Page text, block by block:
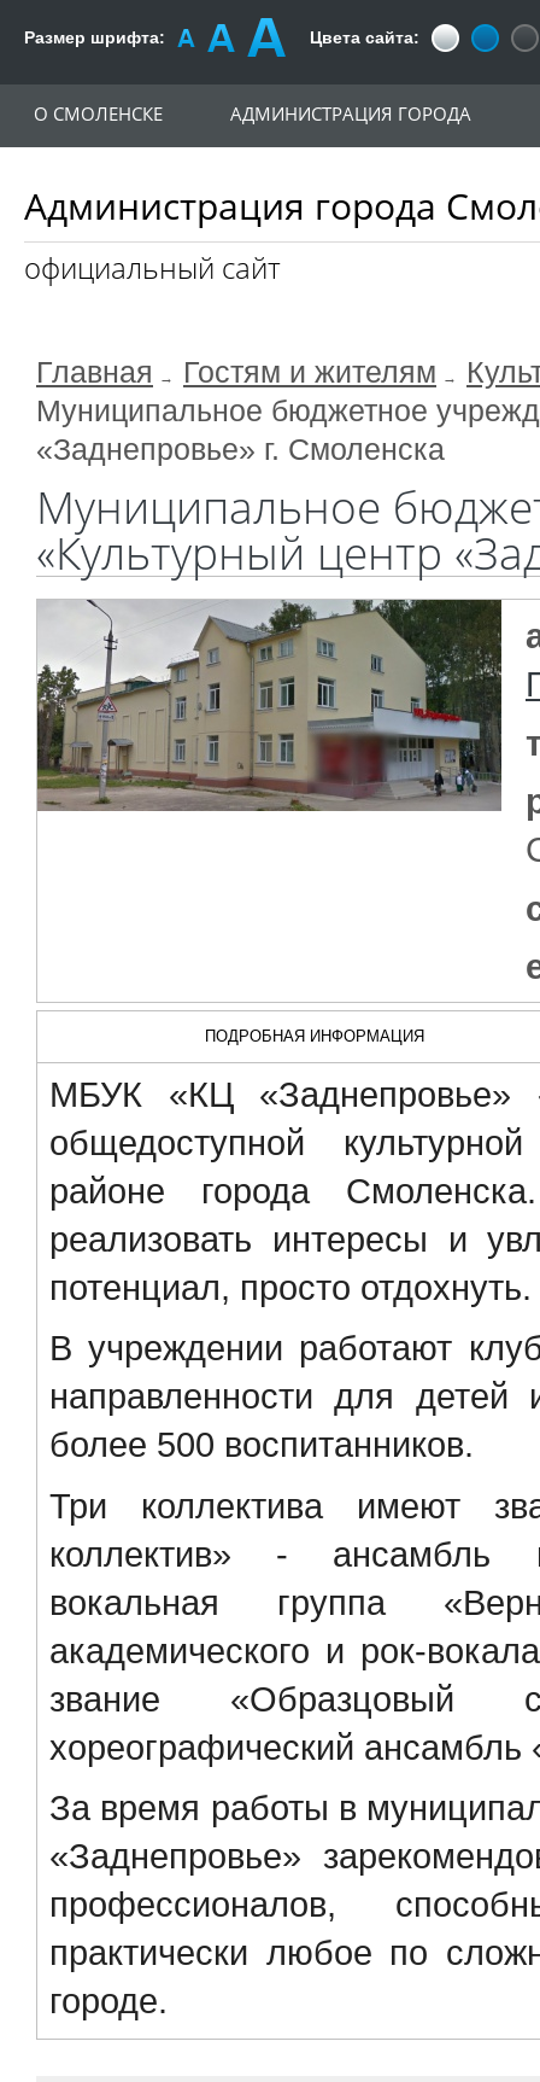
Размер шрифта: Цвета сайта:
Администрация города
официальный сайт
О СМОЛЕНСКЕ АДМИНИСТРАЦИЯ ГОРОДА
Главная Гостям и жителям
Муниципальное бюджетное
«Заднепровье» г. Смоленска
Муниципальное
«Культурный центр
ПОДРОБНАЯ ИНФОРМАЦИЯ
МБУК «КЦ «Заднепровье»
общедоступной
районе города
реализовать интересы и
потенциал, просто отдохнуть.
В учреждении работают
направленности для детей
более 500 воспитанников.
Три коллектива имеют
коллектив» - ансамбль
вокальная группа
академического и рок-
звание «Образцовый
хореографический ансамбль
За время работы в
«Заднепровье»
профессионалов,
практически любое по
городе.